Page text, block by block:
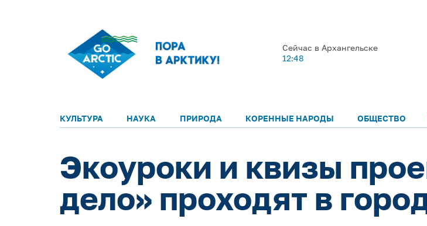
Сейчас в Архангельске
12:48
КУЛЬТУРА НАУКА ПРИРОДА КОРЕННЫЕ НАРОДЫ ОБЩЕСТВО
Экоуроки и квизы
дело» проходят в